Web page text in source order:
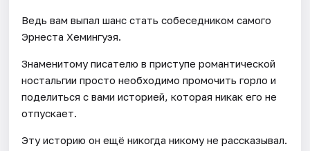
Ведь вам выпал шанс стать собеседником самого
Эрнеста Хемингуэя.
Знаменитому писателю в приступе романтической
ностальгии просто необходимо промочить горло и
поделиться с вами историей, которая никак его не
отпускает.
Эту историю он ещё никогда никому не рассказывал.